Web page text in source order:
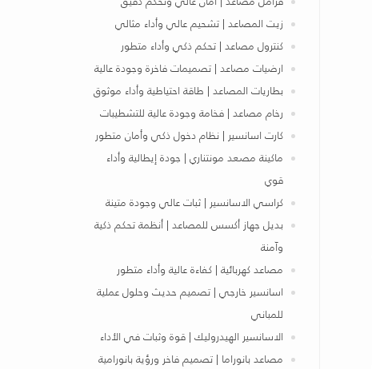
زيت المصاعد | تشحيم عالي وأداء مثالي
كنترول مصاعد | تحكم ذكي وأداء متطور
ارضيات مصاعد | تصميمات فاخرة وجودة عالية
بطاريات المصاعد | طاقة احتياطية وأداء موثوق
رخام مصاعد | فخامة وجودة عالية للتشطيبات
كارت اسانسير | نظام دخول ذكي وأمان متطور
ماكينة مصعد مونتناري | جودة إيطالية وأداء
قوي
كراسي الاسانسير | ثبات عالي وجودة متينة
بديل جهاز أكسس للمصاعد | أنظمة تحكم ذكية
وآمنة
مصاعد كهربائية | كفاءة عالية وأداء متطور
اسانسير خارجي | تصميم حديث وحلول عملية
للمباني
الاسانسير الهيدروليك | قوة وثبات في الأداء
مصاعد بانوراما | تصميم فاخر ورؤية بانورامية